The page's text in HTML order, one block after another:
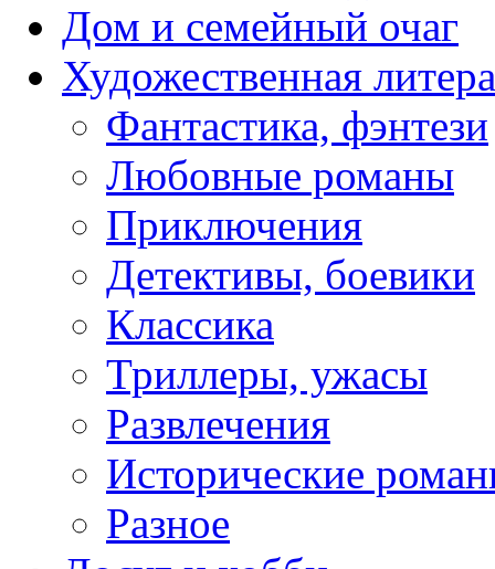
Дом и семейный очаг
Художественная
Фантастика, фэнтези
Любовные романы
Приключения
Детективы, боевики
Классика
Триллеры, ужасы
Развлечения
Исторические
Разное